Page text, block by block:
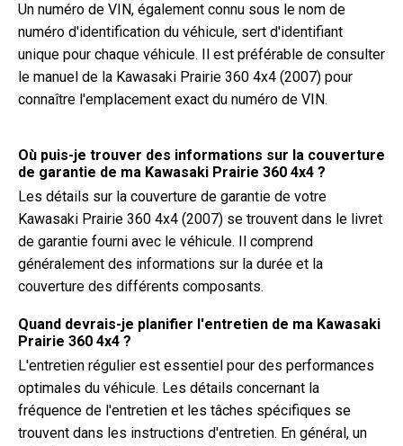
Un numéro de VIN, également connu sous le nom de
numéro d'identification du véhicule, sert d'identifiant
unique pour chaque véhicule. Il est préférable de consulter
le manuel de la Kawasaki Prairie 360 4x4 (2007) pour
connaître l'emplacement exact du numéro de VIN.
Où puis-je trouver des informations sur la couverture
de garantie de ma Kawasaki Prairie 360 4x4 ?
Les détails sur la couverture de garantie de votre
Kawasaki Prairie 360 4x4 (2007) se trouvent dans le livret
de garantie fourni avec le véhicule. Il comprend
généralement des informations sur la durée et la
couverture des différents composants.
Quand devrais-je planifier l'entretien de ma Kawasaki
Prairie 360 4x4 ?
L'entretien régulier est essentiel pour des performances
optimales du véhicule. Les détails concernant la
fréquence de l'entretien et les tâches spécifiques se
trouvent dans les instructions d'entretien. En général, un